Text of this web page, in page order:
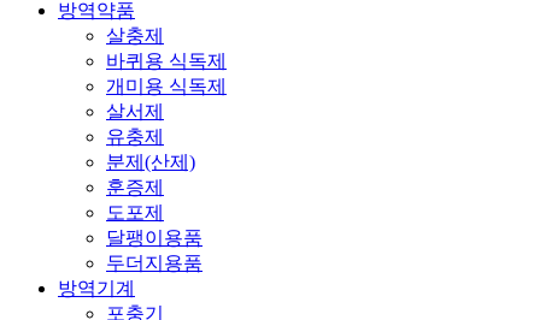
방역약품
살충제
바퀴용 식독제
개미용 식독제
살서제
유충제
분제(산제)
훈증제
도포제
달팽이용품
두더지용품
방역기계
포충기